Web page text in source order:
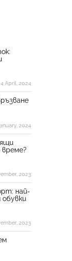
4 April, 2024
2024
2023
най-
2023